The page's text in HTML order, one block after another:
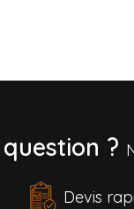
?
Devis